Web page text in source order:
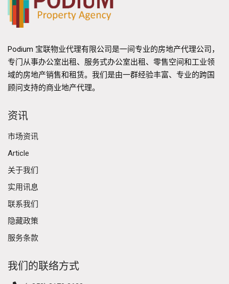
Podium 宝联物业代理有限公司是一间专业的房地产代理公司，
专门从事办公室出租、服务式办公室出租、零售空间和工业领
域的房地产销售和租赁。我们是由一群经验丰富、专业的跨国
顾问支持的商业地产代理。
资讯
市场资讯
Article
关于我们
实用讯息
联系我们
隐藏政策
服务条款
我们的联络方式